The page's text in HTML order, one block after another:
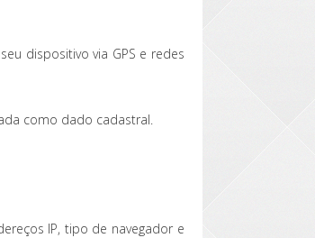
dispositivo via GPS e redes
como dado cadastral.
IP, tipo de navegador e